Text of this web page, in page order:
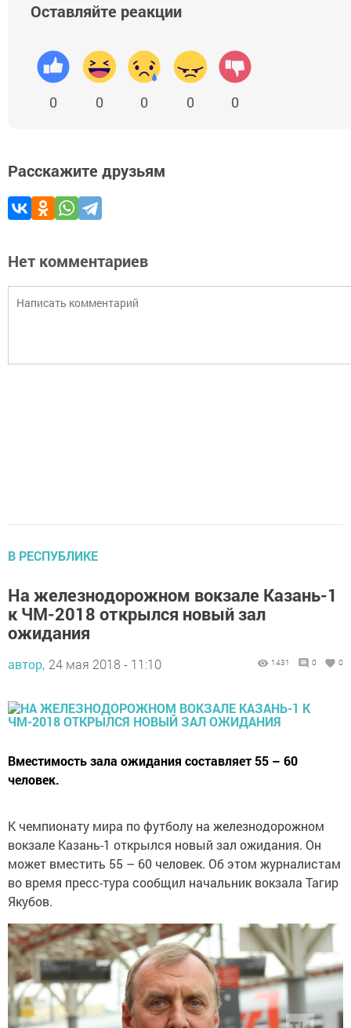
Оставляйте реакции
0 0 0 0 0
Расскажите друзьям
Нет комментариев
В РЕСПУБЛИКЕ
На железнодорожном вокзале Казань-1
к ЧМ-2018 открылся новый зал
ожидания
автор, 24 мая 2018 - 11:10 1431 0 0
Вместимость зала ожидания составляет 55 – 60
человек.
К чемпионату мира по футболу на железнодорожном
вокзале Казань-1 открылся новый зал ожидания. Он
может вместить 55 – 60 человек. Об этом журналистам
во время пресс-тура сообщил начальник вокзала Тагир
Якубов.